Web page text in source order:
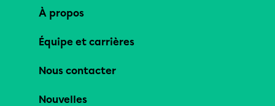
À propos
Équipe et carrières
Nous contacter
Nouvelles